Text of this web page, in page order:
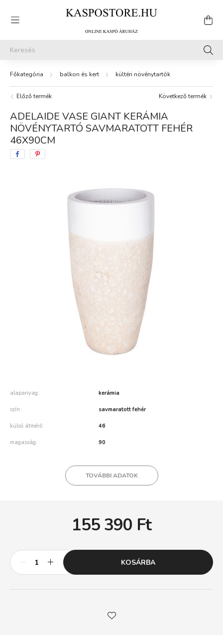
balkon és kert kültéri növénytartók
Előző termék Következő termék
ADELAIDE VASE GIANT KERÁMIA
NÖVÉNYTARTÓ SAVMARATOTT FEHÉR
46X90CM
alapanyag kerámia
szín savmaratott fehér
külső átmérő 46
magasság 90
TOVÁBBI ADATOK
155 390 Ft
KOSÁRBA